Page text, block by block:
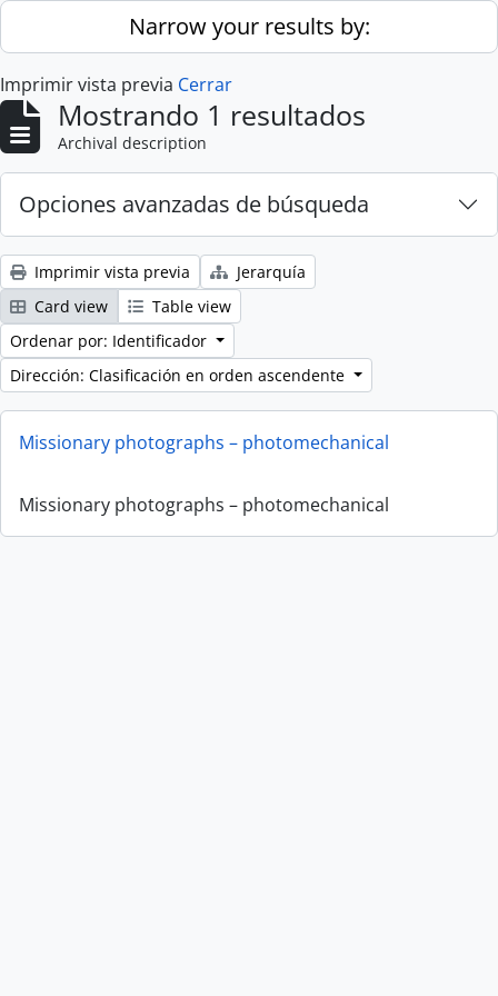
Skip to main contentNarrow your results by:
Imprimir vista previa Cerrar
Mostrando 1 resultados
Archival description
Opciones avanzadas de búsqueda
Imprimir vista previa
Jerarquía
Card view
Table view
Ordenar por: Identificador
Dirección: Clasificación en orden ascendente
Missionary photographs – photomechanical
Missionary photographs – photomechanical